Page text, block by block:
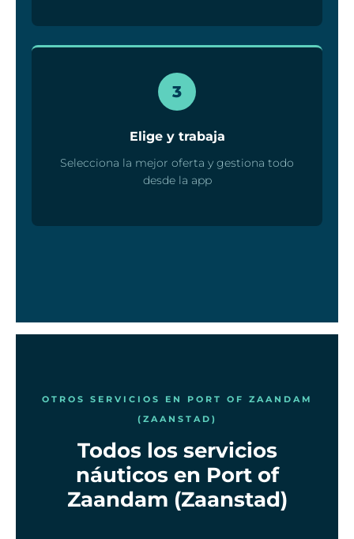
3
Elige y trabaja
Selecciona la mejor oferta y gestiona todo
desde la app
OTROS SERVICIOS EN PORT OF ZAANDAM
(ZAANSTAD)
Todos los servicios
náuticos en Port of
Zaandam (Zaanstad)